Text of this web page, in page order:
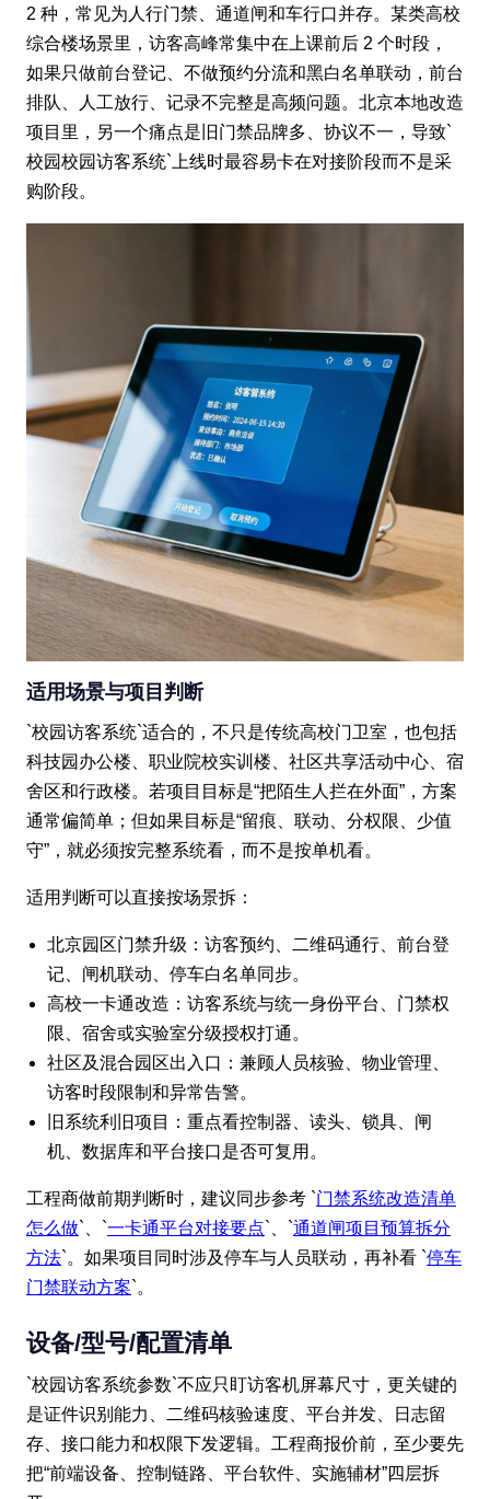
2 种，常见为人行门禁、通道闸和车行口并存。某类高校
综合楼场景里，访客高峰常集中在上课前后 2 个时段，
如果只做前台登记、不做预约分流和黑白名单联动，前台
排队、人工放行、记录不完整是高频问题。北京本地改造
项目里，另一个痛点是旧门禁品牌多、协议不一，导致`
校园校园访客系统`上线时最容易卡在对接阶段而不是采
购阶段。
适用场景与项目判断
`校园访客系统`适合的，不只是传统高校门卫室，也包括
科技园办公楼、职业院校实训楼、社区共享活动中心、宿
舍区和行政楼。若项目目标是“把陌生人拦在外面”，方案
通常偏简单；但如果目标是“留痕、联动、分权限、少值
守”，就必须按完整系统看，而不是按单机看。
适用判断可以直接按场景拆：
北京园区门禁升级：访客预约、二维码通行、前台登
记、闸机联动、停车白名单同步。
高校一卡通改造：访客系统与统一身份平台、门禁权
限、宿舍或实验室分级授权打通。
社区及混合园区出入口：兼顾人员核验、物业管理、
访客时段限制和异常告警。
旧系统利旧项目：重点看控制器、读头、锁具、闸
机、数据库和平台接口是否可复用。
工程商做前期判断时，建议同步参考 `门禁系统改造清单
怎么做`、`一卡通平台对接要点`、`通道闸项目预算拆分
方法`。如果项目同时涉及停车与人员联动，再补看 `停车
门禁联动方案`。
设备/型号/配置清单
`校园访客系统参数`不应只盯访客机屏幕尺寸，更关键的
是证件识别能力、二维码核验速度、平台并发、日志留
存、接口能力和权限下发逻辑。工程商报价前，至少要先
把“前端设备、控制链路、平台软件、实施辅材”四层拆